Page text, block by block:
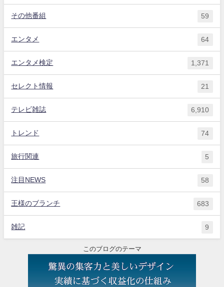
その他番組 59
エンタメ 64
エンタメ検定 1,371
セレクト情報 21
テレビ雑誌 6,910
トレンド 74
旅行関連 5
注目NEWS 58
王様のブランチ 683
雑記 9
このブログのテーマ